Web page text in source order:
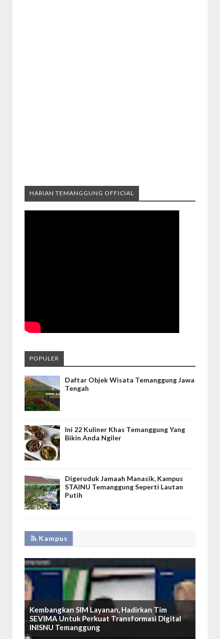
HARIAN TEMANGGUNG OFFICIAL
POPULER
Daftar Objek Wisata Temanggung Jawa
Tengah
Ini 22 Kuliner Khas Temanggung Yang
Bikin Anda Ngiler
Digeruduk Jamaah Manasik, Kampus
STAINU Temanggung Seperti Lautan
Putih
Kampus
Kembangkan SIM Layanan, Hadirkan Tim
SEVIMA Untuk Perkuat Transformasi Digital
INISNU Temanggung